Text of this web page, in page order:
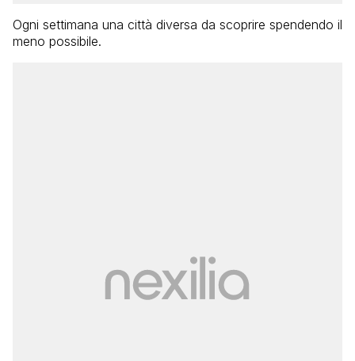
Ogni settimana una città diversa da scoprire spendendo il
meno possibile.